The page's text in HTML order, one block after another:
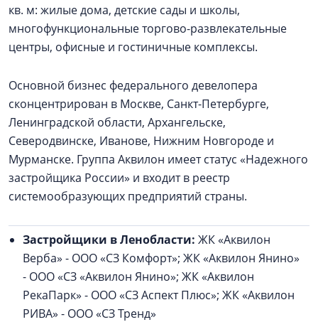
кв. м: жилые дома, детские сады и школы,
многофункциональные торгово-развлекательные
центры, офисные и гостиничные комплексы.
Основной бизнес федерального девелопера
сконцентрирован в Москве, Санкт-Петербурге,
Ленинградской области, Архангельске,
Северодвинске, Иванове, Нижним Новгороде и
Мурманске. Группа Аквилон имеет статус «Надежного
застройщика России» и входит в реестр
системообразующих предприятий страны.
Застройщики в Ленобласти: ЖК «Аквилон
Верба» - ООО «СЗ Комфорт»; ЖК «Аквилон Янино»
- ООО «СЗ «Аквилон Янино»; ЖК «Аквилон
РекаПарк» - ООО «СЗ Аспект Плюс»; ЖК «Аквилон
РИВА» - ООО «СЗ Тренд»